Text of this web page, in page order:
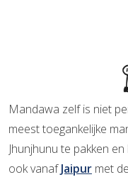
Mandawa zelf is niet
meest toegankelijke
Jhunjhunu te pakken
ook vanafJaipur met